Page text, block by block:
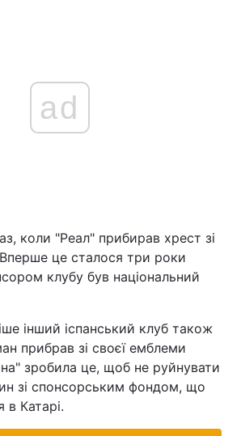
ad
коли "Реал" прибирав хрест зі
це сталося три роки
клубу був національний
інший іспанський клуб також
прибрав зі своєї емблеми
зробила це, щоб не руйнувати
зі спонсорським фондом, що
в Катарі.